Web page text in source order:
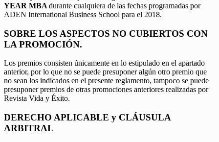
YEAR MBA durante cualquiera de las fechas programadas por
ADEN International Business School para el 2018.
SOBRE LOS ASPECTOS NO CUBIERTOS CON
LA PROMOCIÓN.
Los premios consisten únicamente en lo estipulado en el apartado
anterior, por lo que no se puede presuponer algún otro premio que
no sean los indicados en el presente reglamento, tampoco se puede
presuponer premios de otras promociones anteriores realizadas por
Revista Vida y Éxito.
DERECHO APLICABLE y CLÁUSULA
ARBITRAL